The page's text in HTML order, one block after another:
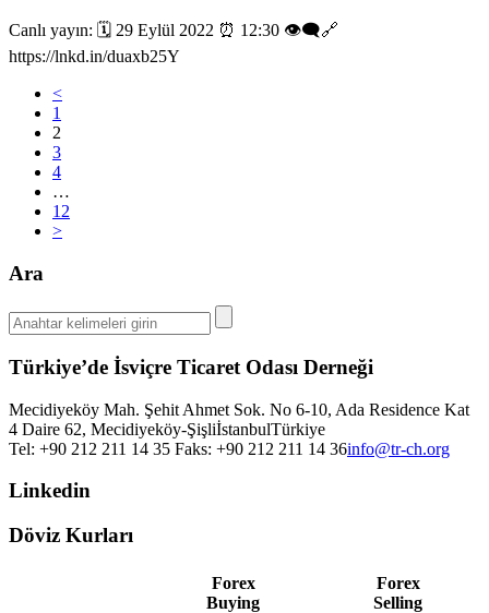
Canlı yayın: 🗓 29 Eylül 2022 ⏰ 12:30 👁🗨🔗
https://lnkd.in/duaxb25Y
<
1
2
3
4
…
12
>
Ara
Türkiye’de İsviçre Ticaret Odası Derneği
Mecidiyeköy Mah. Şehit Ahmet Sok. No 6-10, Ada Residence Kat
4 Daire 62, Mecidiyeköy-ŞişliİstanbulTürkiye
Tel: +90 212 211 14 35 Faks: +90 212 211 14 36info@tr-ch.org
Linkedin
Döviz Kurları
Forex
Buying
Forex
Selling